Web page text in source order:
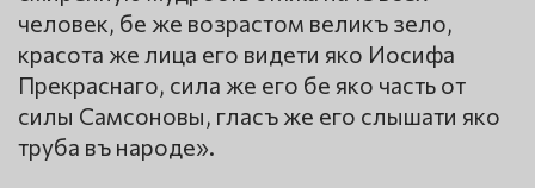
человек, бе же возрастом великъ зело,
красота же лица его видети яко Иосифа
Прекраснаго, сила же его бе яко часть от
силы Самсоновы, гласъ же его слышати яко
труба въ народе».